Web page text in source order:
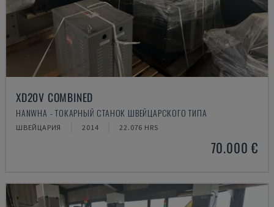
XD20V COMBINED
HANWHA - ТОКАРНЫЙ СТАНОК ШВЕЙЦАРСКОГО ТИПА
ШВЕЙЦАРИЯ 2014 22.076 HRS
70.000 €